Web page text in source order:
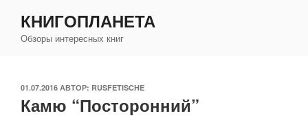
содержимому
КНИГОПЛАНЕТА
Обзоры интересных книг
ОПУБЛИКОВАНО
01.07.2016 АВТОР: RUSFETISCHE
Камю “Посторонний”